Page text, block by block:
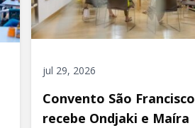
jul 29, 2026
Convento São Francisco
recebe Ondjaki e Maíra